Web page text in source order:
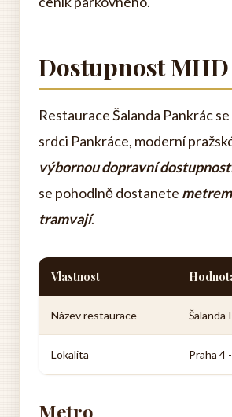
Dostupnost MHD
Restaurace Šalanda Pankrác
srdci Pankráce, moderní
výbornou dopravní
se pohodlně dostanete
tramvají.
Vlastnost
Název restaurace Šalanda
Lokalita Praha 4
Metro